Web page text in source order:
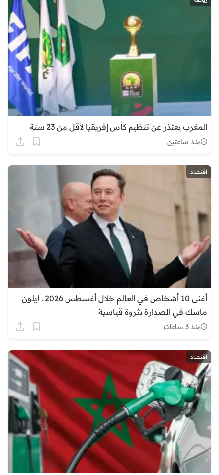
المغرب يعتذر عن تنظيم كأس إفريقيا لأقل من 23 سنة
منذ ساعتين
اقتصاد
أغنى 10 أشخاص في العالم خلال أغسطس 2026.. إيلون
ماسك في الصدارة بثروة قياسية
منذ 3 ساعات
اقتصاد